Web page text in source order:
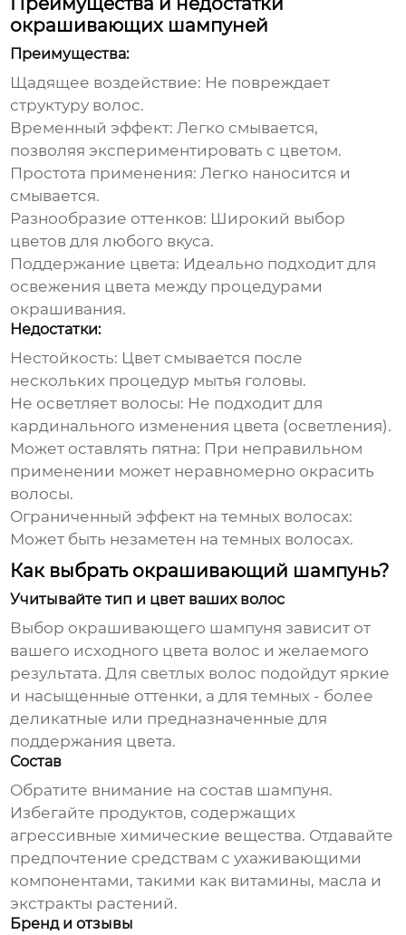
окрашивающих шампуней
Преимущества:
Щадящее воздействие: Не повреждает
структуру волос.
Временный эффект: Легко смывается,
позволяя экспериментировать с цветом.
Простота применения: Легко наносится и
смывается.
Разнообразие оттенков: Широкий выбор
цветов для любого вкуса.
Поддержание цвета: Идеально подходит для
освежения цвета между процедурами
окрашивания.
Недостатки:
Нестойкость: Цвет смывается после
нескольких процедур мытья головы.
Не осветляет волосы: Не подходит для
кардинального изменения цвета (осветления).
Может оставлять пятна: При неправильном
применении может неравномерно окрасить
волосы.
Ограниченный эффект на темных волосах:
Может быть незаметен на темных волосах.
Как выбрать окрашивающий шампунь?
Учитывайте тип и цвет ваших волос
Выбор окрашивающего шампуня зависит от
вашего исходного цвета волос и желаемого
результата. Для светлых волос подойдут яркие
и насыщенные оттенки, а для темных - более
деликатные или предназначенные для
поддержания цвета.
Состав
Обратите внимание на состав шампуня.
Избегайте продуктов, содержащих
агрессивные химические вещества. Отдавайте
предпочтение средствам с ухаживающими
компонентами, такими как витамины, масла и
экстракты растений.
Бренд и отзывы